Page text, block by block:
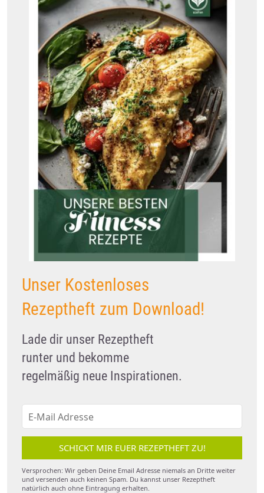
Unser Kostenloses
Rezeptheft zum Download!
Lade dir unser Rezeptheft
runter und bekomme
regelmäßig neue Inspirationen.
SCHICKT MIR EUER REZEPTHEFT ZU!
Versprochen: Wir geben Deine Email Adresse niemals an Dritte weiter
und versenden auch keinen Spam. Du kannst unser Rezeptheft
natürlich auch ohne Eintragung erhalten.